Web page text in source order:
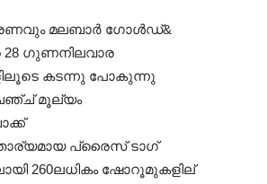
മലബാര്‍ ഗോള്‍ഡ്&
28 ഗുണനിലവാര
കടന്നു പോകുന്നു
മൂല്യം
പ്രൈസ് ടാഗ്
260ലധികം ഷോറൂമുകളില്